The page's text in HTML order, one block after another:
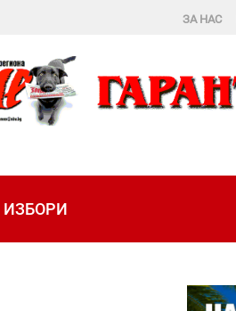
ЗА НАС
ИЗБОРИ